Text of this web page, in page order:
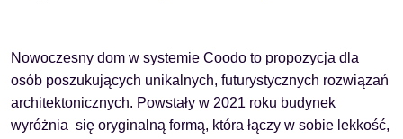
Nowoczesny dom w systemie Coodo to propozycja dla
osób poszukujących unikalnych, futurystycznych rozwiązań
architektonicznych. Powstały w 2021 roku budynek
wyróżnia się oryginalną formą, która łączy w sobie lekkość,